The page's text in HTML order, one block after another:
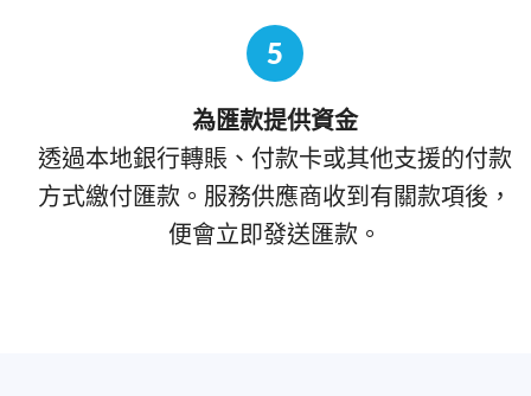
5
為匯款提供資金
透過本地銀行轉賬、付款卡或其他支援的付款
方式繳付匯款。服務供應商收到有關款項後，
便會立即發送匯款。